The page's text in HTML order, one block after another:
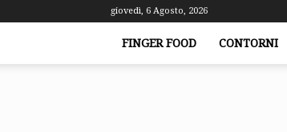
giovedì, 6 Agosto, 2026
FINGER FOOD CONTORNI